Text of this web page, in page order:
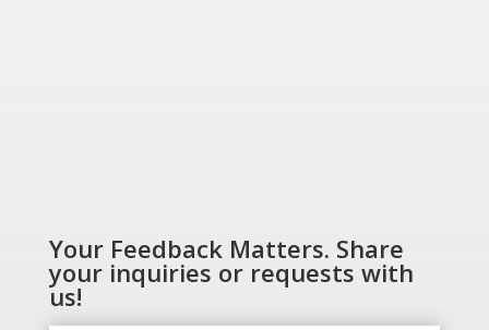
Your Feedback Matters. Share
your inquiries or requests with
us!